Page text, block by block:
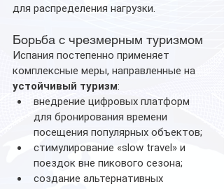
для распределения нагрузки.
Борьба с чрезмерным туризмом
Испания постепенно применяет
комплексные меры, направленные на
устойчивый туризм:
внедрение цифровых платформ
для бронирования времени
посещения популярных объектов;
стимулирование «slow travel» и
поездок вне пикового сезона;
создание альтернативных